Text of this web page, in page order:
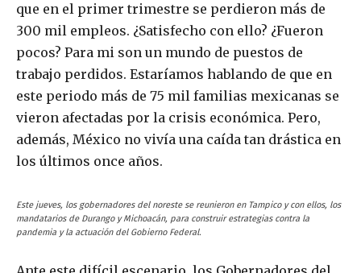
que en el primer trimestre se perdieron más de
300 mil empleos. ¿Satisfecho con ello? ¿Fueron
pocos? Para mi son un mundo de puestos de
trabajo perdidos. Estaríamos hablando de que en
este periodo más de 75 mil familias mexicanas se
vieron afectadas por la crisis económica. Pero,
además, México no vivía una caída tan drástica en
los últimos once años.
Este jueves, los gobernadores del noreste se reunieron en Tampico y con ellos, los
mandatarios de Durango y Michoacán, para construir estrategias contra la
pandemia y la actuación del Gobierno Federal.